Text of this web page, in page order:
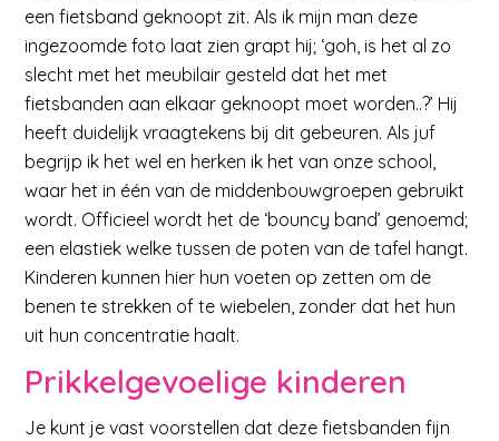
een fietsband geknoopt zit. Als ik mijn man deze
ingezoomde foto laat zien grapt hij; ‘goh, is het al zo
slecht met het meubilair gesteld dat het met
fietsbanden aan elkaar geknoopt moet worden..?’ Hij
heeft duidelijk vraagtekens bij dit gebeuren. Als juf
begrijp ik het wel en herken ik het van onze school,
waar het in één van de middenbouwgroepen gebruikt
wordt. Officieel wordt het de ‘bouncy band’ genoemd;
een elastiek welke tussen de poten van de tafel hangt.
Kinderen kunnen hier hun voeten op zetten om de
benen te strekken of te wiebelen, zonder dat het hun
uit hun concentratie haalt.
Prikkelgevoelige kinderen
Je kunt je vast voorstellen dat deze fietsbanden fijn